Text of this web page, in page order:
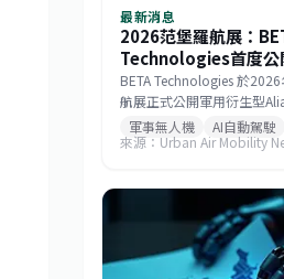
最新消息
2026范堡羅航展：
Technologies首度公
MV250混合電力軍用
人機
BETA Technologies 於
航展正式公開軍用衍生型
MV250。此款混合電力無
2,000磅時擁有250海里戰術
海里，巡航速度逾170節。
GE Aerospace研發的渦輪
Sikorsky MATRIX自主系統
式架構飛行控制，能快速
組。BETA強調，相較於傾
軍事無人機 AI自動駕駛
來源：Urban Air Mobility